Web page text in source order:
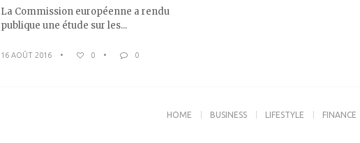
La Commission européenne a rendu
publique une étude sur les...
16 AOÛT 2016 • 0 • 0
HOME BUSINESS LIFESTYLE FINANCE